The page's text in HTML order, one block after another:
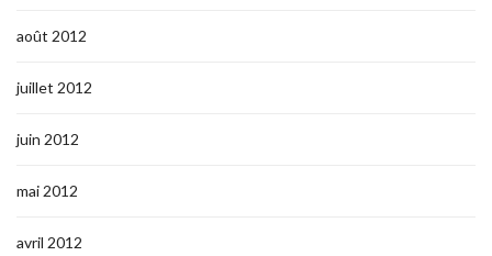
août 2012
juillet 2012
juin 2012
mai 2012
avril 2012